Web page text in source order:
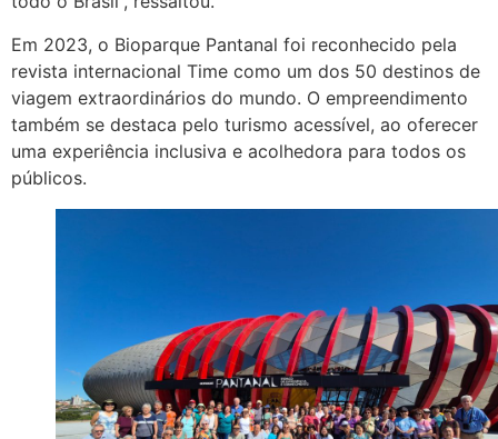
Em 2023, o Bioparque Pantanal foi reconhecido pela
revista internacional Time como um dos 50 destinos de
viagem extraordinários do mundo. O empreendimento
também se destaca pelo turismo acessível, ao oferecer
uma experiência inclusiva e acolhedora para todos os
públicos.